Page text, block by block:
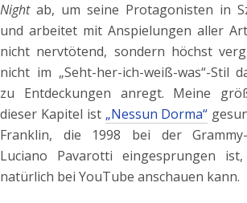
Nightab, um seine Protagonisten in
und arbeitet mit Anspielungen aller
nicht nervtötend, sondern höchst
nicht im „Seht-her-ich-weiß-was“-Stil
zu Entdeckungen anregt. Meine
dieser Kapitel ist „Nessun Dorma“
Franklin, die 1998 bei der
Luciano Pavarotti eingesprungen
natürlich bei YouTube anschauen kann.